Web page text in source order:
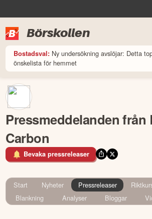
Börskollen
Bostadsval: Ny undersökning avslöjar: Detta
önskelista för hemmet
Pressmeddelanden från
Carbon
Bevaka pressreleaser
Start Nyheter Pressreleaser
Blankning
Analyser Bloggar